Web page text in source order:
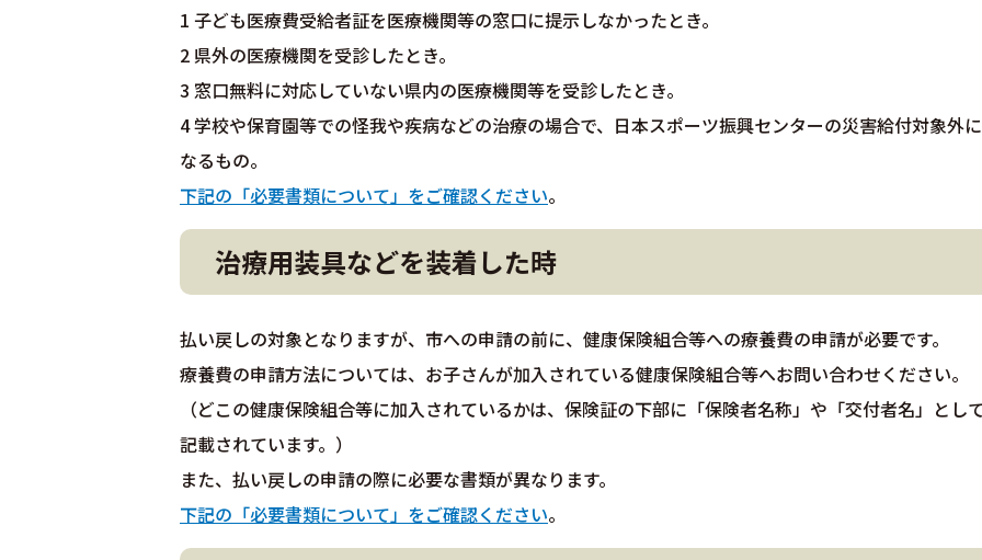
1 子ども医療費受給者証を医療機関等の窓口に提示しなかったとき。
2 県外の医療機関を受診したとき。
3 窓口無料に対応していない県内の医療機関等を受診したとき。
4 学校や保育園等での怪我や疾病などの治療の場合で、日本スポーツ振興センターの災害給付対象外に
なるもの。
下記の「必要書類について」をご確認ください。
治療用装具などを装着した時
払い戻しの対象となりますが、市への申請の前に、健康保険組合等への療養費の申請が必要です。
療養費の申請方法については、お子さんが加入されている健康保険組合等へお問い合わせください。
（どこの健康保険組合等に加入されているかは、保険証の下部に「保険者名称」や「交付者名」とし
記載されています。）
また、払い戻しの申請の際に必要な書類が異なります。
下記の「必要書類について」をご確認ください。